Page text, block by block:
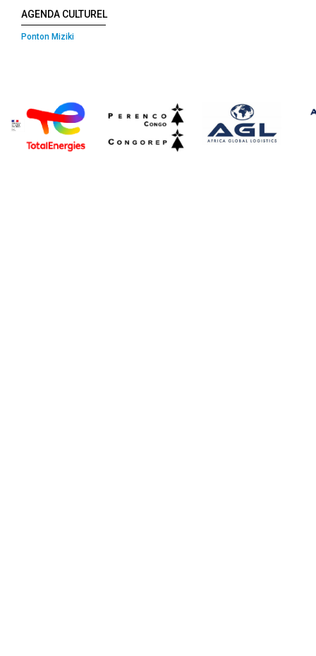
AGENDA CULTUREL
Ponton Miziki